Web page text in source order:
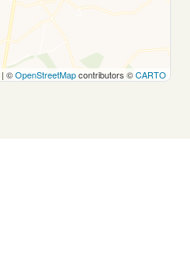
| ©OpenStreetMapcontributors ©CARTO